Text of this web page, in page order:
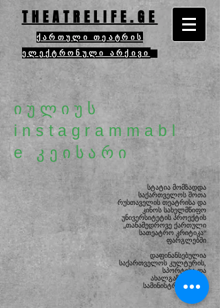
THEATRELIFE.GE
ქართული თეატრის
ელექტრონული არქივი
იულიუს
instagrammabl
e კეისარი
სტატია მომზადდა
საქართველოს შოთა
რუსთაველის თეატრისა და
კინოს სახელმწიფო
უნივერსიტეტის პროექტის
„თანამედროვე ქართული
სათეატრო კრიტიკა“
ფარგლებში
დაფინანსებულია
საქართველოს კულტურის,
სპორტისა და
ახალგაზრდობის
სამინისტროს მიერ.